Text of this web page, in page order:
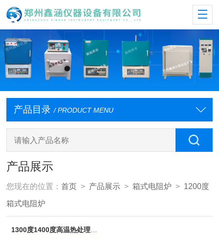
产品目录 / PRODUCT MENU
产品展示
您现在的位置：首页 > 产品展示 >箱式电阻炉 > 1200度
箱式电阻炉